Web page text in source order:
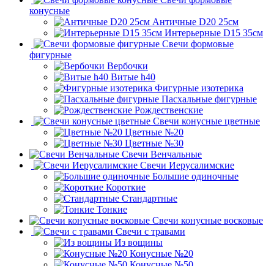
конусные
Античные D20 25см
Интерьерные D15 35см
Свечи формовые
фигурные
Вербочки
Витые h40
Фигурные изотерика
Пасхальные фигурные
Рождественские
Свечи конусные цветные
Цветные №20
Цветные №30
Свечи Венчальные
Свечи Иерусалимские
Большие одиночные
Короткие
Стандартные
Тонкие
Свечи конусные восковые
Свечи с травами
Из вощины
Конусные №20